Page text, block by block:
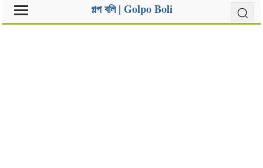
গল্প বলি | Golpo Boli